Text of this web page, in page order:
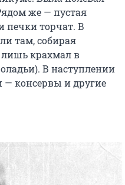
же — пустая
печки торчат. В
там, собирая
лишь крахмал в
В наступлении
— консервы и другие